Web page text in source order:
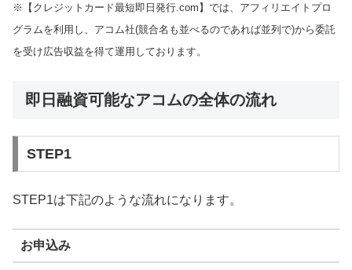
※【クレジットカード最短即日発行.com】では、アフィリエイトプロ
グラムを利用し、アコム社(競合名も並べるのであれば並列で)から委託
を受け広告収益を得て運用しております。
即日融資可能なアコムの全体の流れ
STEP1
STEP1は下記のような流れになります。
お申込み